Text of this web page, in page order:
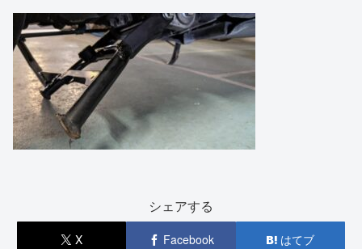
シェアする
X Facebook はてブ